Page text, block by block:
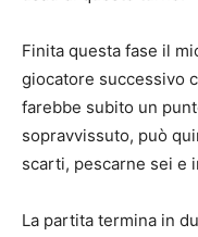
Finita questa fase il
giocatore successivo
farebbe subito un
sopravvissuto, può
scarti, pescarne sei e
La partita termina in